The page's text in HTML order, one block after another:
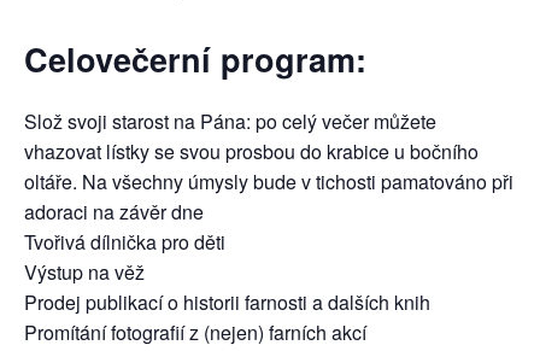
Celovečerní program:
Slož svoji starost na Pána: po celý večer můžete
vhazovat lístky se svou prosbou do krabice u bočního
oltáře. Na všechny úmysly bude v tichosti pamatováno při
adoraci na závěr dne
Tvořivá dílnička pro děti
Výstup na věž
Prodej publikací o historii farnosti a dalších knih
Promítání fotografií z (nejen) farních akcí